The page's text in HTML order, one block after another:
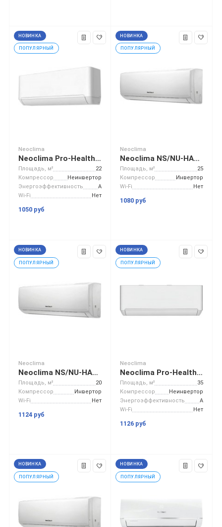
НОВИНКА
ПОПУЛЯРНЫЙ
Neoclima
Neoclima Pro-Health NS/NU-HAP07T
Площадь, м²
22
Компрессор
Неинвертор
Энергоэффективность
A
Wi-Fi
Нет
1050 руб
НОВИНКА
ПОПУЛЯРНЫЙ
Neoclima
Neoclima NS/NU-HAL09FWI32
Площадь, м²
25
Компрессор
Инвертор
Wi-Fi
Нет
1080 руб
НОВИНКА
ПОПУЛЯРНЫЙ
Neoclima
Neoclima NS/NU-HAL07FWI32
Площадь, м²
20
Компрессор
Инвертор
Wi-Fi
Нет
1124 руб
НОВИНКА
ПОПУЛЯРНЫЙ
Neoclima
Neoclima Pro-Health NS/NU-HAP12T32
Площадь, м²
35
Компрессор
Неинвертор
Энергоэффективность
A
Wi-Fi
Нет
1126 руб
НОВИНКА
ПОПУЛЯРНЫЙ
НОВИНКА
ПОПУЛЯРНЫЙ